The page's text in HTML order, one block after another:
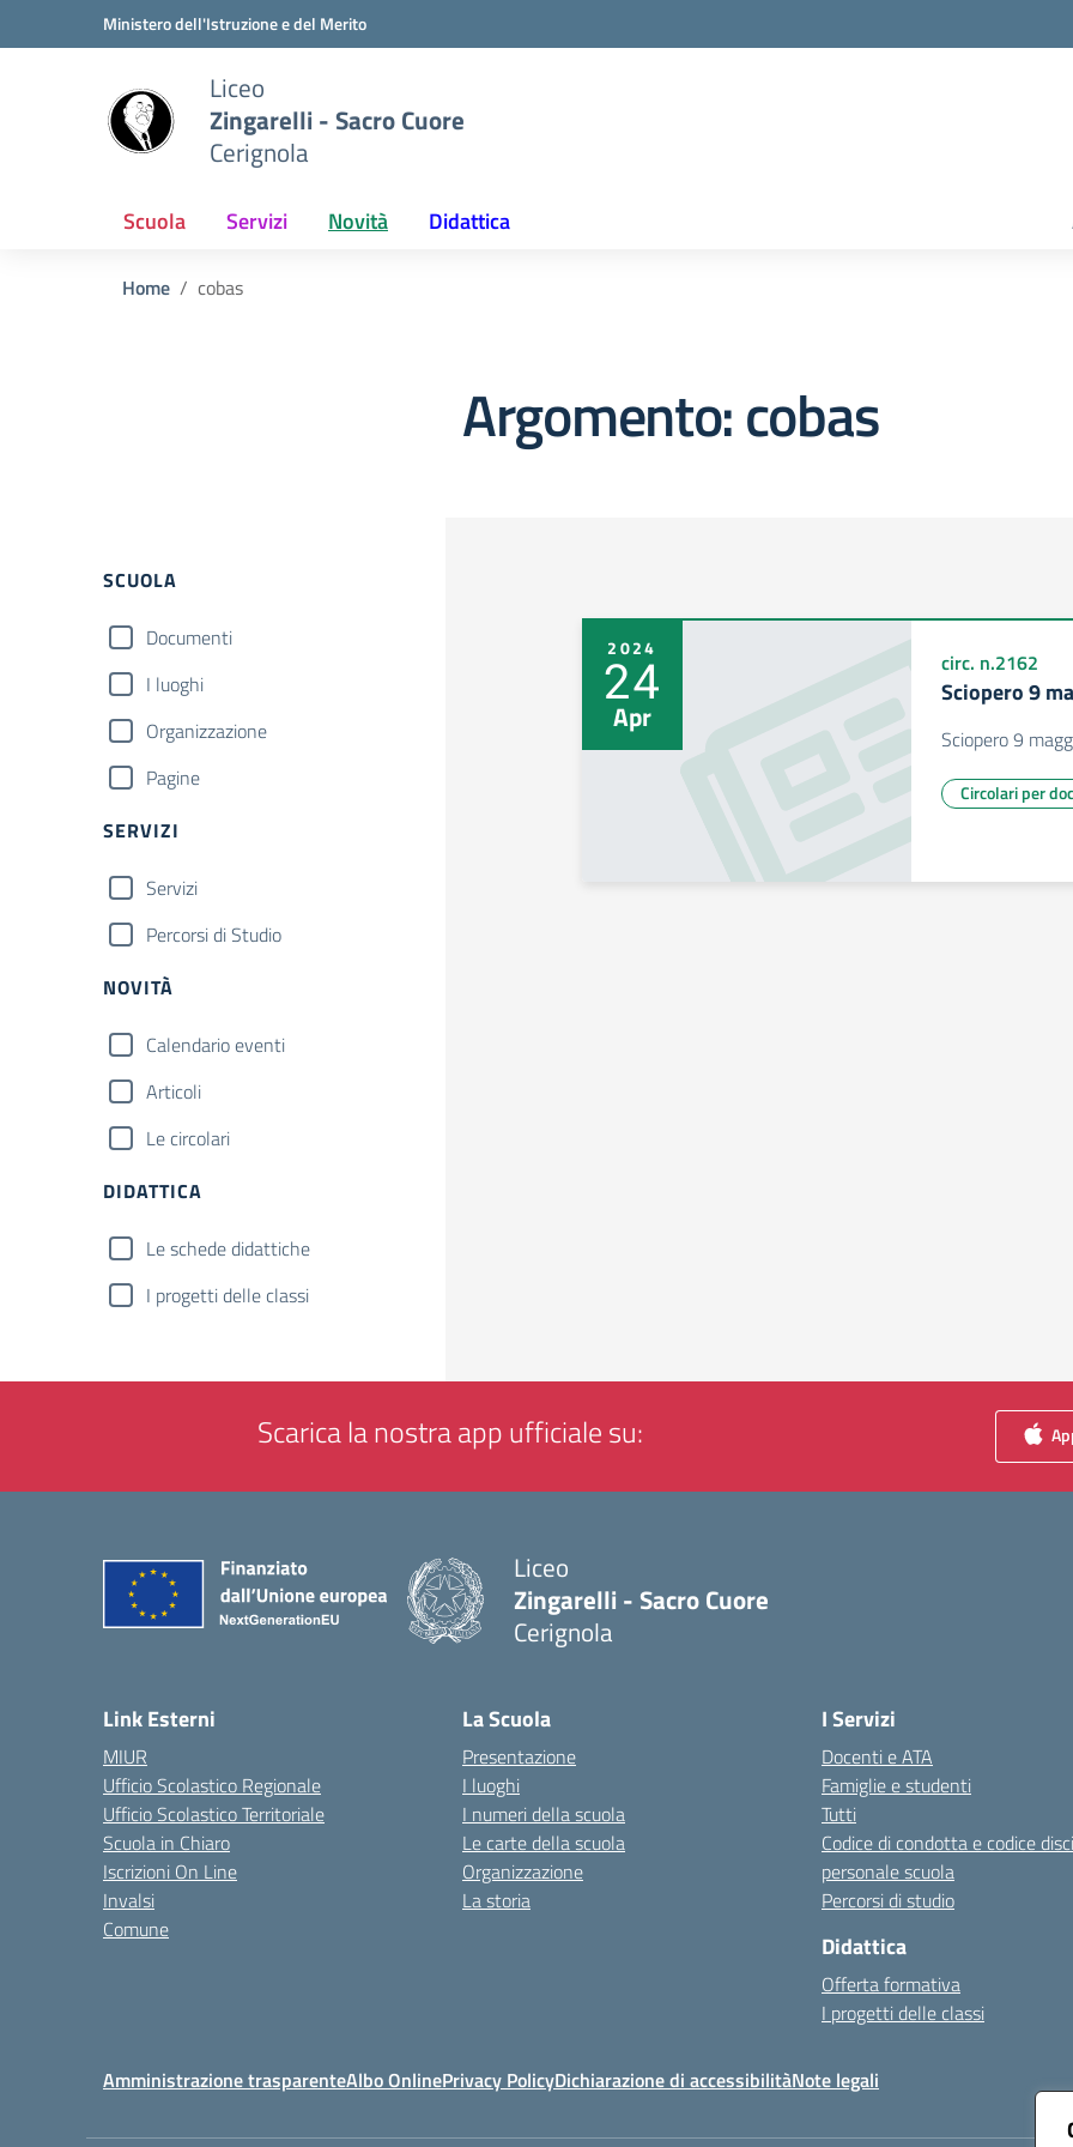
Vai ai contenuti
Vai al menu di navigazioneMinistero dell'Istruzione e del Merito
Liceo
Zingarelli - Sacro Cuore
Cerignola
Scuola Servizi Novità Didattica
Home cobas
Argomento: cobas
Filtri
SCUOLA
Documenti
I luoghi
Organizzazione
Pagine
SERVIZI
Servizi
Percorsi di Studio
NOVITÀ
Calendario eventi
Articoli
Le circolari
DIDATTICA
Le schede didattiche
I progetti delle classi
2024
24
Apr
circ. n.2162
Sciopero 9
Sciopero 9
Circolari per
Scarica la nostra app ufficiale su:
Liceo
Zingarelli - Sacro Cuore
Cerignola
Link Esterni
MIUR
Ufficio Scolastico Regionale
Ufficio Scolastico Territoriale
Scuola in Chiaro
Iscrizioni On Line
Invalsi
Comune
La Scuola
Presentazione
I luoghi
I numeri della scuola
Le carte della scuola
Organizzazione
La storia
I Servizi
Docenti e ATA
Famiglie e studenti
Tutti
Codice di condotta e codice
personale scuola
Percorsi di studio
Didattica
Offerta formativa
I progetti delle classi
Amministrazione trasparenteAlbo OnlinePrivacy PolicyDichiarazione di accessibilitàNote legali